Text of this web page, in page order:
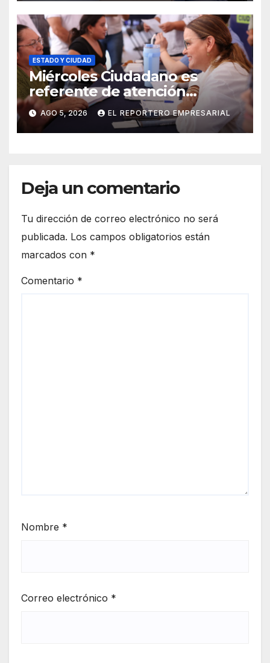
ESTADO Y CIUDAD
Miércoles Ciudadano es
referente de atención
oportuna y clara para las y los
meridanos; Cecilia Patrón
AGO 5, 2026 EL REPORTERO EMPRESARIAL
Deja un comentario
Tu dirección de correo electrónico no será
publicada. Los campos obligatorios están
marcados con *
Comentario *
Nombre *
Correo electrónico *